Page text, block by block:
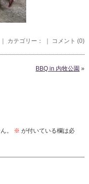
カテゴリー： ｜ コメント (0)
BBQ in 内牧公園 »
。 ※ が付いている欄は必